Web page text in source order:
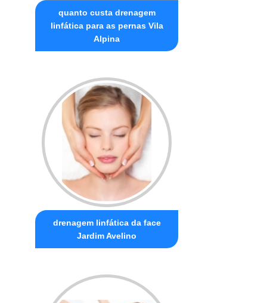
quanto custa drenagem
linfática para as pernas Vila
Alpina
drenagem linfática da face
Jardim Avelino